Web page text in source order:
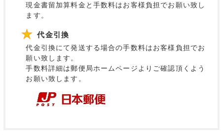
現金書留加算料金と手数料はお客様負担でお願い致し
ます。
代金引換
代金引換にて発送する場合の手数料はお客様負担でお
願い致します。
手数料詳細は郵便局ホームページよりご確認頂くよう
お願い致します。